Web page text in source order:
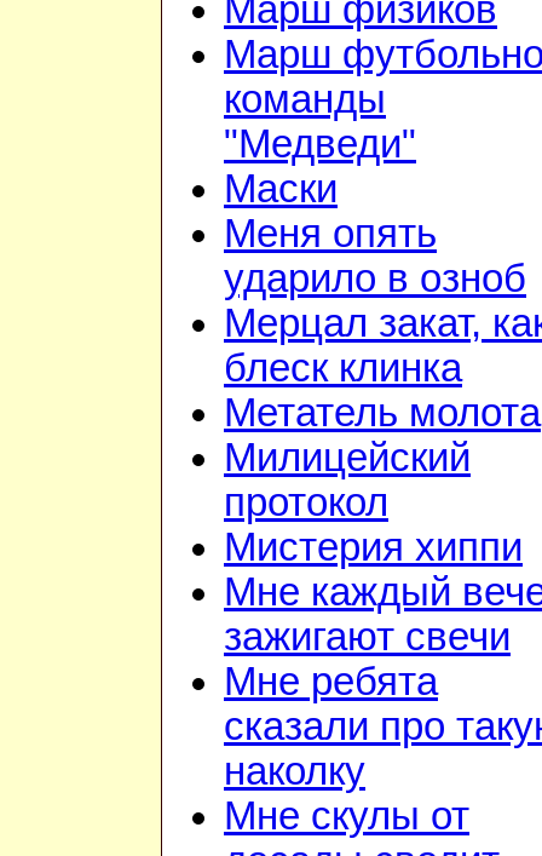
Марш физиков
Марш
команды
"Медведи"
Маски
Меня опять
ударило в озноб
Мерцал закат,
блеск клинка
Метатель молота
Милицейский
протокол
Мистерия хиппи
Мне каждый
зажигают свечи
Мне ребята
сказали про
наколку
Мне скулы от